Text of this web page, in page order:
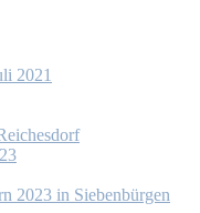
2021
2023 in Sie­ben­bür­gen